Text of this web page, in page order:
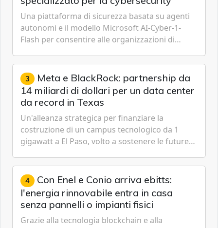
Una piattaforma di sicurezza basata su agenti
autonomi e il modello Microsoft AI-Cyber-1-
Flash per consentire alle organizzazioni di
gestione continua del rischio.
3 Meta e BlackRock: partnership da
14 miliardi di dollari per un data center
da record in Texas
Un'alleanza strategica per finanziare la
costruzione di un campus tecnologico da 1
gigawatt a El Paso, volto a sostenere le future
artificiale dell'azienda di Mark Zuckerberg.
4 Con Enel e Conio arriva ebitts:
l'energia rinnovabile entra in casa
senza pannelli o impianti fisici
Grazie alla tecnologia blockchain e alla